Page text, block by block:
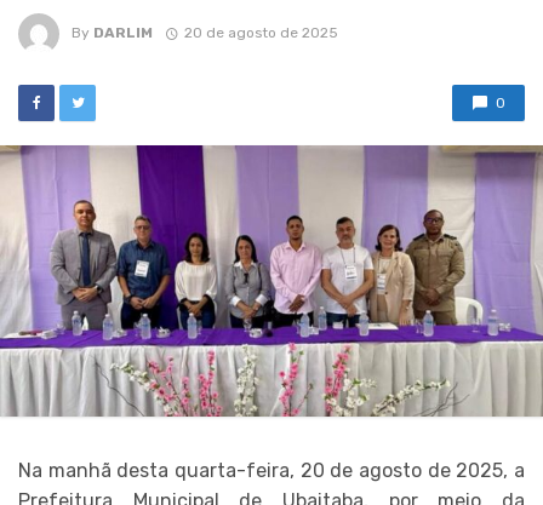
By DARLIM 20 de agosto de 2025
0
Na manhã desta quarta-feira, 20 de agosto de 2025, a
Prefeitura Municipal de Ubaitaba, por meio da